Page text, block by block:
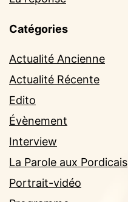
Catégories
Actualité Ancienne
Actualité Récente
Edito
Évènement
Interview
La Parole aux Pordicais
Portrait-vidéo